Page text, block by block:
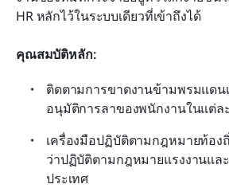
HR หลักไว้ในระบบเดียวที่เข้าถึงได้
คุณสมบัติหลัก:
ติดตามการขาดงานข้ามพรมแดน
อนุมัติการลาของพนักงานในแต่ล
เครื่องมือปฏิบัติตามกฎหมายท้อง
ว่าปฏิบัติตามกฎหมายแรงงานแล
ประเทศ